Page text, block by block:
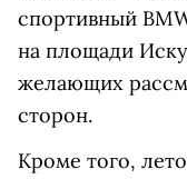
спортивный
на площади
желающих
сторон.
Кроме того,